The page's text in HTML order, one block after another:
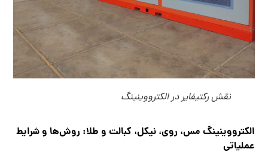
نقش رکتیفایر در الکترووینینگ
الکترووینینگ مس، روی، نیکل، کبالت و طلا: روش‌ها و شرایط
عملیاتی